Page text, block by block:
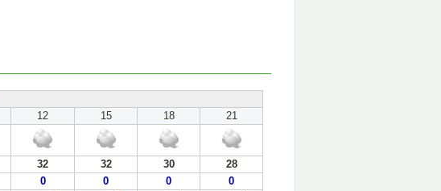
12 15 18
21
32 32 30
28
0 0 0
0